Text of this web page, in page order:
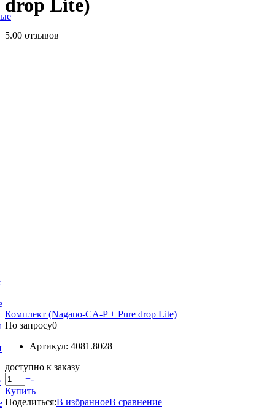
drop Lite)
5.00 отзывов
Комплект (Nagano-CA-P + Pure drop Lite)
По запросу0
Артикул: 4081.8028
доступно к заказу
+-
Купить
Поделиться:В избранноеВ сравнение